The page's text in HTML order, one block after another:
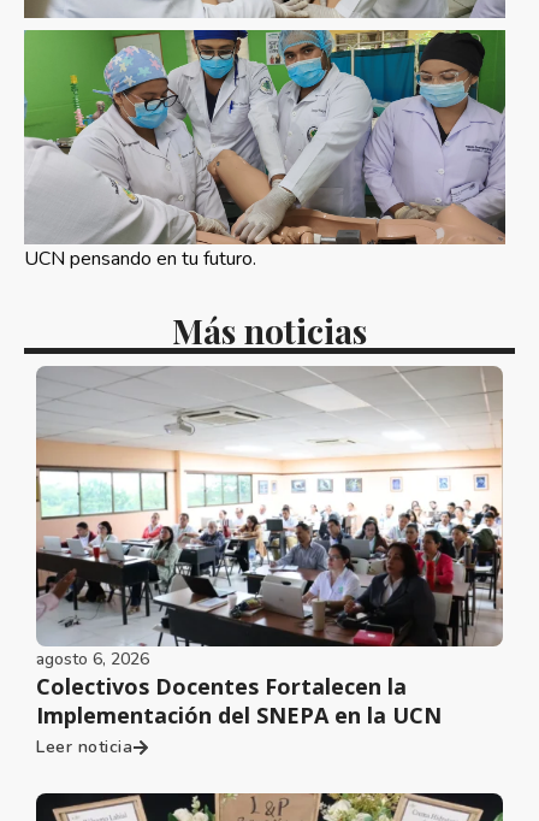
UCN pensando en tu futuro.
Más noticias
agosto 6, 2026
Colectivos Docentes Fortalecen la
Implementación del SNEPA en la UCN
Leer noticia